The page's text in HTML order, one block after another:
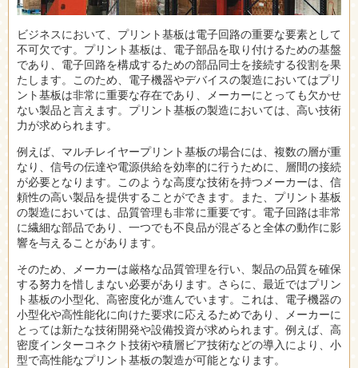
ビジネスにおいて、プリント基板は電子回路の重要な要素として
不可欠です。 プリント基板は、電子部品を取り付けるための基盤
であり、電子回路を構成するための部品同士を接続する役割を果
たします。このため、電子機器やデバイスの製造においてはプリ
ント基板は非常に重要な存在であり、メーカーにとっても欠かせ
ない製品と言えます。プリント基板の製造においては、高い技術
力が求められます。
例えば、マルチレイヤープリント基板の場合には、複数の層が重
なり、信号の伝達や電源供給を効率的に行うために、層間の接続
が必要となります。このような高度な技術を持つメーカーは、信
頼性の高い製品を提供することができます。また、プリント基板
の製造においては、品質管理も非常に重要です。電子回路は非常
に繊細な部品であり、一つでも不良品が混ざると全体の動作に影
響を与えることがあります。
そのため、メーカーは厳格な品質管理を行い、製品の品質を確保
する努力を惜しまない必要があります。さらに、最近ではプリン
ト基板の小型化、高密度化が進んでいます。これは、電子機器の
小型化や高性能化に向けた要求に応えるためであり、メーカーに
とっては新たな技術開発や設備投資が求められます。例えば、高
密度インターコネクト技術や積層ビア技術などの導入により、小
型で高性能なプリント基板の製造が可能となります。